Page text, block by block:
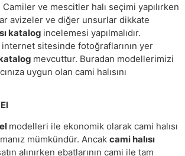
ve mescitler halı seçimi yapılırken
avizeler ve diğer unsurlar dikkate
katalog incelemesi yapılmalıdır.
internet sitesinde fotoğraflarının yer
mevcuttur. Buradan modellerimizi
uygun olan cami halısını
modelleri ile ekonomik olarak cami halısı
mümkündür. Ancak cami halısı
alınırken ebatlarının cami ile tam